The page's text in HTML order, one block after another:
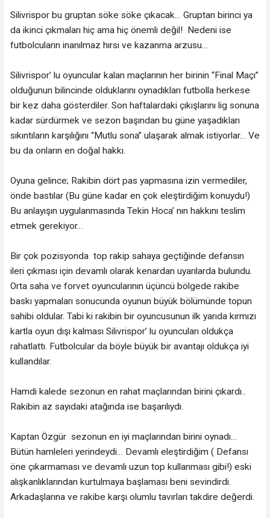
Silivrispor bu gruptan söke söke çıkacak… Gruptan birinci ya
da ikinci çıkmaları hiç ama hiç önemli değil! Nedeni ise
futbolcuların inanılmaz hırsı ve kazanma arzusu…
Silivrispor’ lu oyuncular kalan maçlarının her birinin “Final Maçı”
olduğunun bilincinde olduklarını oynadıkları futbolla herkese
bir kez daha gösterdiler. Son haftalardaki çıkışlarını lig sonuna
kadar sürdürmek ve sezon başından bu güne yaşadıkları
sıkıntıların karşılığını “Mutlu sona” ulaşarak almak istiyorlar… Ve
bu da onların en doğal hakkı.
Oyuna gelince; Rakibin dört pas yapmasına izin vermediler,
önde bastılar (Bu güne kadar en çok eleştirdiğim konuydu!)
Bu anlayışın uygulanmasında Tekin Hoca’ nın hakkını teslim
etmek gerekiyor…
Bir çok pozisyonda top rakip sahaya geçtiğinde defansın
ileri çıkması için devamlı olarak kenardan uyarılarda bulundu.
Orta saha ve forvet oyuncularının üçüncü bölgede rakibe
baskı yapmaları sonucunda oyunun büyük bölümünde topun
sahibi oldular. Tabi ki rakibin bir oyuncusunun ilk yarıda kırmızı
kartla oyun dışı kalması Silivrispor’ lu oyuncuları oldukça
rahatlattı. Futbolcular da böyle büyük bir avantajı oldukça iyi
kullandılar.
Hamdi kalede sezonun en rahat maçlarından birini çıkardı..
Rakibin az sayıdaki atağında ise başarılıydı.
Kaptan Özgür sezonun en iyi maçlarından birini oynadı…
Bütün hamleleri yerindeydi… Devamlı eleştirdiğim ( Defansı
öne çıkarmaması ve devamlı uzun top kullanması gibi!) eski
alışkanlıklarından kurtulmaya başlaması beni sevindirdi.
Arkadaşlarına ve rakibe karşı olumlu tavırları takdire değerdi.